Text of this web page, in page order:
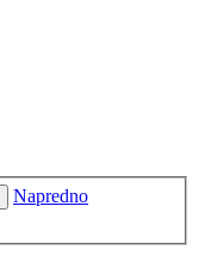
Napredno